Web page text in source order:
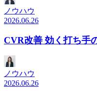
ノウハウ
2026.06.26
CVR改善 効く打ち手
ノウハウ
2026.06.26